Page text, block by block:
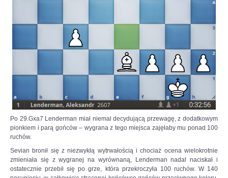
Po 29.Gxa7 Lenderman miał niemal decydującą przewagę, z dodatkowym
pionkiem i parą gońców – wygrana z tego miejsca zajęłaby mu ponad 100
ruchów.
Sevian bronił się z niezwykłą wytrwałością i chociaż ocena wielokrotnie
zmieniała się z wygranej na wyrównaną, Lenderman nadal naciskał i
ostatecznie przebił się po grze, która przekroczyła 100 ruchów. W 140